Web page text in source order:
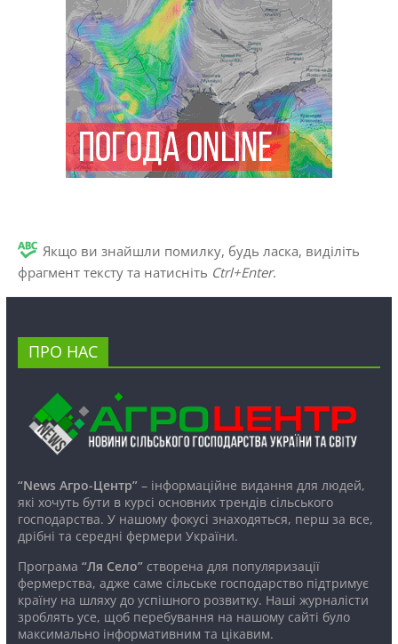
Якщо ви знайшли помилку, будь ласка, виділіть
фрагмент тексту та натисніть Ctrl+Enter.
ПРО НАС
“News Агро-Центр”– інформаційне видання для людей,
які хочуть бути в курсі основних трендів сільського
господарства. У нашому фокусі знаходяться, перш за все,
дрібні та середні фермери України.
Програма “Ля Село”створена для популяризації
фермерства, адже саме сільське господарство підтримує
країну на шляху до успішного розвитку. Наші журналісти
зроблять усе, щоб перебування на нашому сайті було
максимально інформативним та цікавим.